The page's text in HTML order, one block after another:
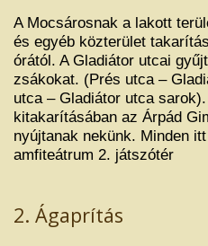
A Mocsárosnak a lakott
és egyéb közterület
órától. A Gladiátor utcai
zsákokat. (Prés utca –
utca – Gladiátor utca
kitakarításában az Árpád
nyújtanak nekünk. Minden
amfiteátrum 2. játszótér
2. Ágaprítás